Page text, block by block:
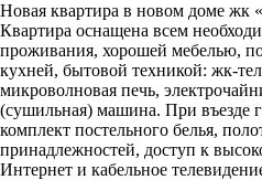
Новая квартира в новом доме жк
Квартира оснащена всем
проживания, хорошей мебелью,
кухней, бытовой техникой: жк-
микроволновая печь,
(сушильная) машина. При въезде
комплект постельного белья,
принадлежностей, доступ к
Интернет и кабельное